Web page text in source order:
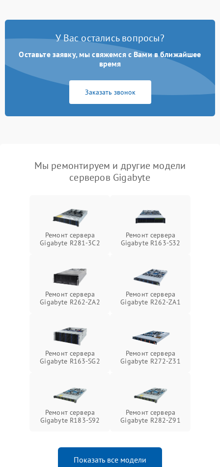
У Вас остались вопросы?
Оставьте заявку, мы свяжемся с Вами в ближайшее
время
Заказать звонок
Мы ремонтируем и другие модели
серверов Gigabyte
Ремонт сервера
Gigabyte R281-3C2
Ремонт сервера
Gigabyte R163-S32
Ремонт сервера
Gigabyte R262-ZA2
Ремонт сервера
Gigabyte R262-ZA1
Ремонт сервера
Gigabyte R163-SG2
Ремонт сервера
Gigabyte R272-Z31
Ремонт сервера
Gigabyte R183-S92
Ремонт сервера
Gigabyte R282-Z91
Показать все модели